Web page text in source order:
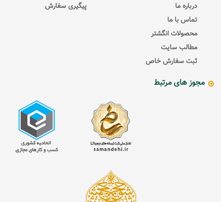
درباره ما
تماس با ما
محصولات انگشتر
مطالب سایت
ثبت سفارش خاص
پیگیری سفارش
مجوز های مرتبط